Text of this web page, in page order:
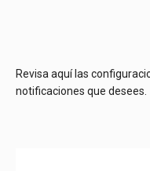
Revisa aquí las
notificaciones que desees.